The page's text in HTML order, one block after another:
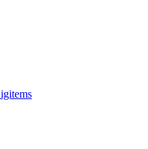
קנו ומכרו חשבונות משחק בבטחה עם igitems